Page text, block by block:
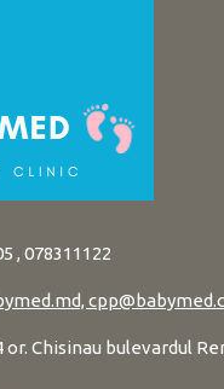
, 078311122
or. Chisinau bulevardul